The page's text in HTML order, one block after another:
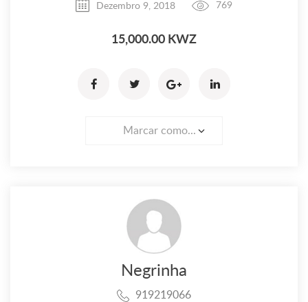
Dezembro 9, 2018 769
15,000.00 KWZ
Marcar como...
Negrinha
919219066